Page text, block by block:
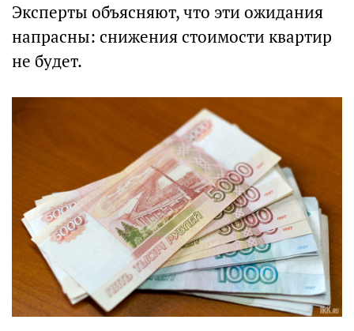
Эксперты объясняют, что эти ожидания
напрасны: снижения стоимости квартир
не будет.